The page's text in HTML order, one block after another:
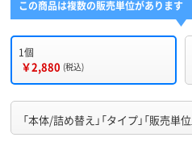
この商品は複数の販売単位があります
1個
￥2,880 (税込)
「本体/詰め替え」「タイプ」「販売単